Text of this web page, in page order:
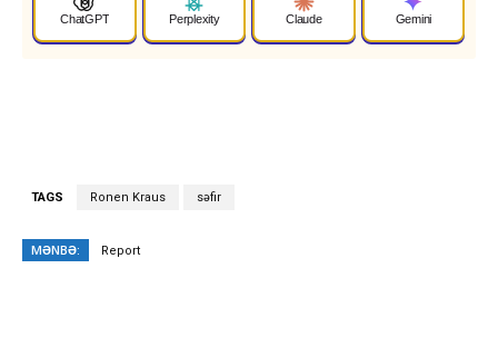
ChatGPT Perplexity Claude Gemini
TAGS Ronen Kraus səfir
MƏNBƏ: Report